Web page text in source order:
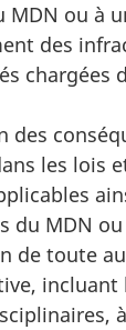
MDN ou à
des
chargées
des
les lois
du MDN ou
de toute
incluant